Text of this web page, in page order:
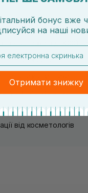
оплати
косметика
та лояльності
та топ товари
від косметологів
бонус вже
на наші
Отримати знижку